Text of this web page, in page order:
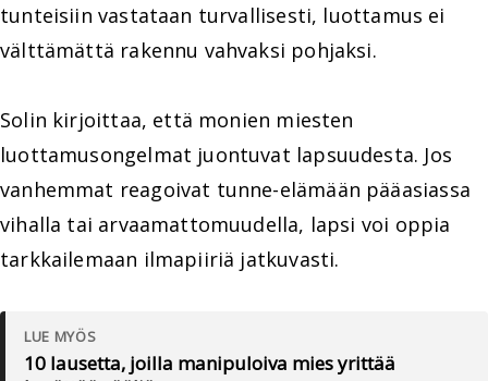
tunteisiin vastataan turvallisesti, luottamus ei
välttämättä rakennu vahvaksi pohjaksi.
Solin kirjoittaa, että monien miesten
luottamusongelmat juontuvat lapsuudesta. Jos
vanhemmat reagoivat tunne-elämään pääasiassa
vihalla tai arvaamattomuudella, lapsi voi oppia
tarkkailemaan ilmapiiriä jatkuvasti.
LUE MYÖS
10 lausetta, joilla manipuloiva mies yrittää